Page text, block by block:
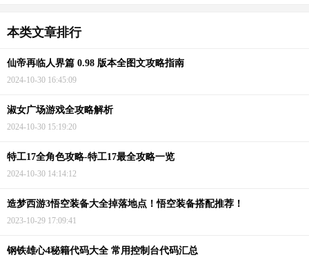
本类文章排行
仙帝再临人界篇 0.98 版本全图文攻略指南
2024-10-30 16:45:09
淑女广场游戏全攻略解析
2024-10-30 15:19:20
特工17全角色攻略-特工17最全攻略一览
2024-10-30 14:14:12
造梦西游3悟空装备大全掉落地点！悟空装备搭配推荐！
2023-10-29 17:09:41
钢铁雄心4秘籍代码大全 常用控制台代码汇总